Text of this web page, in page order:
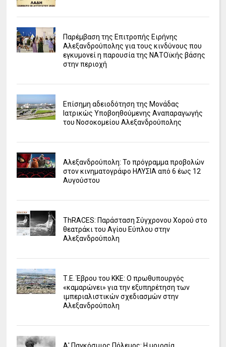
Παρέμβαση της Επιτροπής Ειρήνης
Αλεξανδρούπολης για τους κινδύνους που
εγκυμονεί η παρουσία της ΝΑΤΟϊκής βάσης
στην περιοχή
Επίσημη αδειοδότηση της Μονάδας
Ιατρικώς Υποβοηθούμενης Αναπαραγωγής
του Νοσοκομείου Αλεξανδρούπολης
Αλεξανδρούπολη: Το πρόγραμμα προβολών
στον κινηματογράφο ΗΛΥΣΙΑ από 6 έως 12
Αυγούστου
ΤhRACES: Παράσταση Σύγχρονου Χορού στο
θεατράκι του Αγίου Εύπλου στην
Αλεξανδρούπολη
Τ.Ε. Έβρου του ΚΚΕ: Ο πρωθυπουργός
«καμαρώνει» για την εξυπηρέτηση των
ιμπεριαλιστικών σχεδιασμών στην
Αλεξανδρούπολη